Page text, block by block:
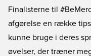
Finalisterne til
afgørelse en række
kunne bruge i deres
øvelser, der træner